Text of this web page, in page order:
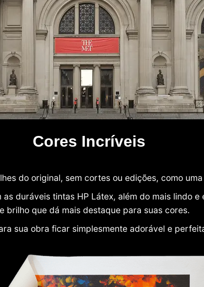
Cores Incríveis
do original, sem cortes ou edições, como
duráveis tintas HP Látex, além do mais lindo
brilho que dá mais destaque para suas cores.
sua obra ficar simplesmente adorável e